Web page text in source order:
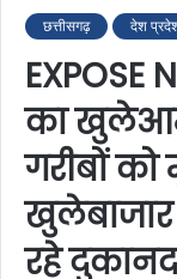
छत्तीसगढ़ देश
EXPOSE
का खुलेआम
गरीबों
रहे